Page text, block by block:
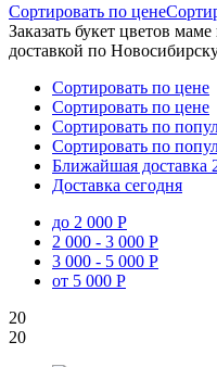
Сортировать по цене
Заказать букет цветов
доставкой по
Сортировать по цене
Сортировать по цене
Сортировать по
Сортировать по
Ближайшая доставка
Доставка сегодня
до 2 000 Р
2 000 - 3 000 Р
3 000 - 5 000 Р
от 5 000 Р
20
20